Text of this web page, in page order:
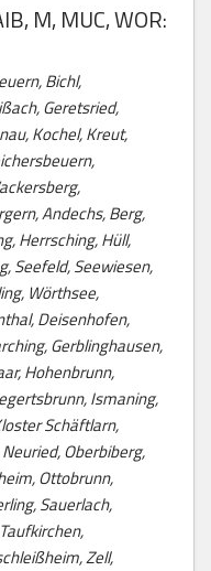
M, MUC, WOR:
Bichl,
Geretsried,
Kochel, Kreut,
Andechs, Berg,
Herrsching, Hüll,
Seefeld, Seewiesen,
Wörthsee,
Deisenhofen,
Gerblinghausen,
Hohenbrunn,
Ismaning,
Schäftlarn,
Oberbiberg,
Ottobrunn,
Sauerlach,
Zell,